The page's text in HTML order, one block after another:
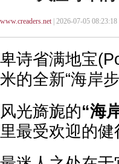
www.creaders.net| 2026-07-05
卑诗省满地宝
米的全新“海岸
风光旖旎的“海
里最受欢迎的